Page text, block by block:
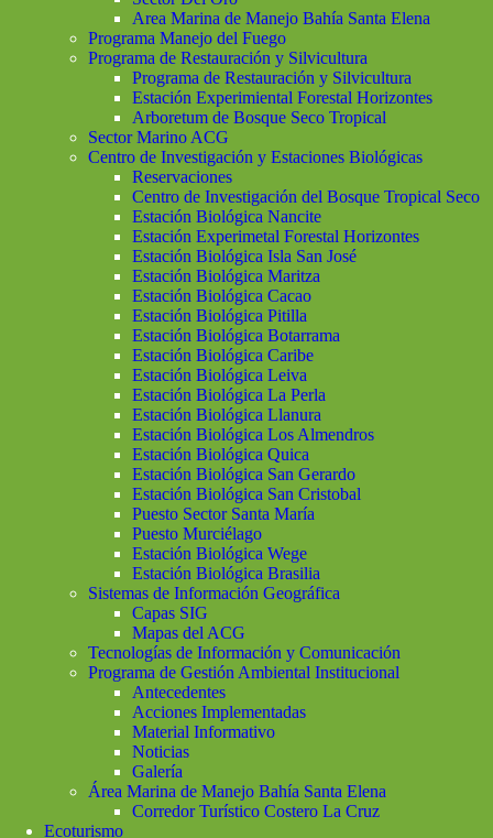
Area Marina de Manejo Bahía Santa Elena
Programa Manejo del Fuego
Programa de Restauración y Silvicultura
Programa de Restauración y Silvicultura
Estación Experimiental Forestal Horizontes
Arboretum de Bosque Seco Tropical
Sector Marino ACG
Centro de Investigación y Estaciones Biológicas
Reservaciones
Centro de Investigación del Bosque Tropical Seco
Estación Biológica Nancite
Estación Experimetal Forestal Horizontes
Estación Biológica Isla San José
Estación Biológica Maritza
Estación Biológica Cacao
Estación Biológica Pitilla
Estación Biológica Botarrama
Estación Biológica Caribe
Estación Biológica Leiva
Estación Biológica La Perla
Estación Biológica Llanura
Estación Biológica Los Almendros
Estación Biológica Quica
Estación Biológica San Gerardo
Estación Biológica San Cristobal
Puesto Sector Santa María
Puesto Murciélago
Estación Biológica Wege
Estación Biológica Brasilia
Sistemas de Información Geográfica
Capas SIG
Mapas del ACG
Tecnologías de Información y Comunicación
Programa de Gestión Ambiental Institucional
Antecedentes
Acciones Implementadas
Material Informativo
Noticias
Galería
Área Marina de Manejo Bahía Santa Elena
Corredor Turístico Costero La Cruz
Ecoturismo